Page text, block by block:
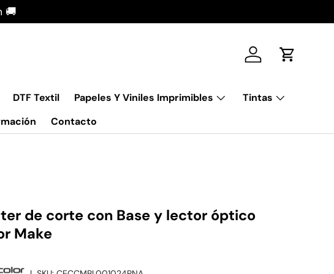
🚚
Iniciar sesión
Carrito
DTF Textil Papeles Y Viniles Imprimibles
Tintas
Contacto
de corte con Base y lector óptico
Make